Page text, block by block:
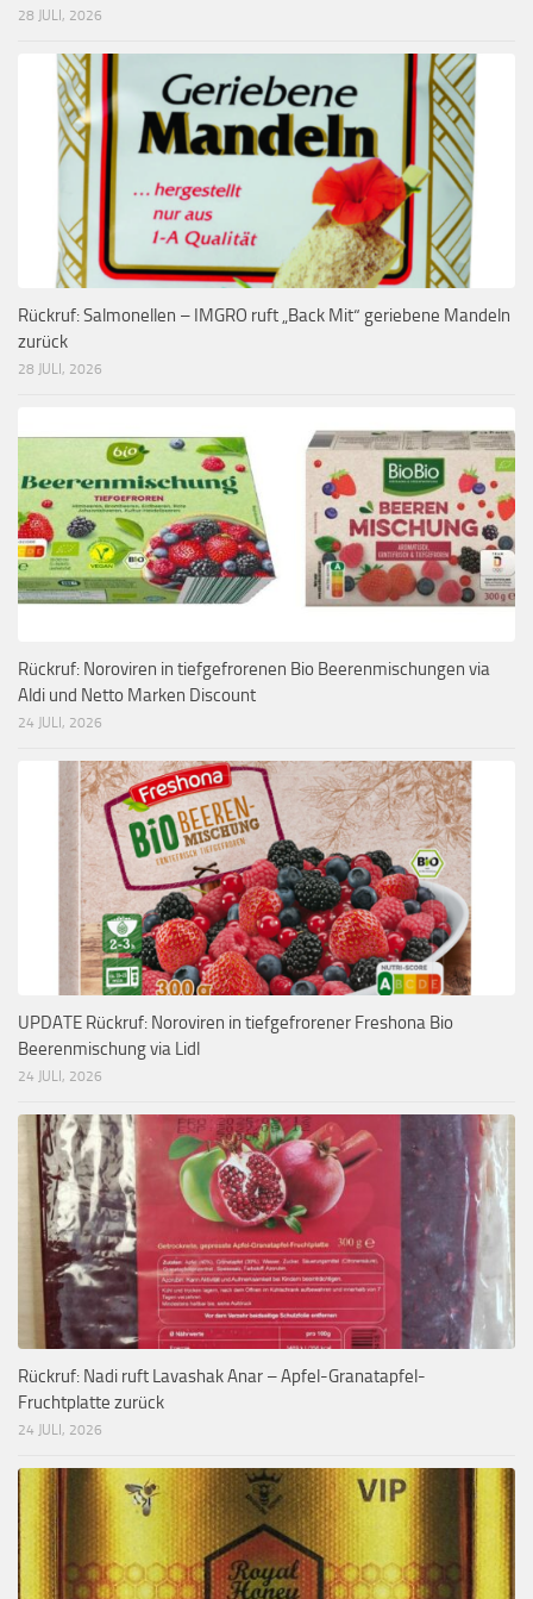
28 JULI, 2026
Rückruf: Salmonellen – IMGRO ruft „Back Mit“ geriebene Mandeln
zurück
28 JULI, 2026
Rückruf: Noroviren in tiefgefrorenen Bio Beerenmischungen via
Aldi und Netto Marken Discount
24 JULI, 2026
UPDATE Rückruf: Noroviren in tiefgefrorener Freshona Bio
Beerenmischung via Lidl
24 JULI, 2026
Rückruf: Nadi ruft Lavashak Anar – Apfel-Granatapfel-
Fruchtplatte zurück
24 JULI, 2026